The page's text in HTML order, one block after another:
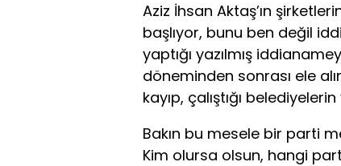
Aziz İhsan Aktaş’ın
başlıyor, bunu ben değil
yaptığı yazılmış
döneminden sonrası ele
kayıp, çalıştığı
Bakın bu mesele bir parti
Kim olursa olsun, hangi